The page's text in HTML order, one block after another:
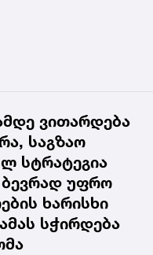
ვითარდება
საგზაო
სტრატეგია
ბევრად უფრო
ხარისხი
სჭირდება